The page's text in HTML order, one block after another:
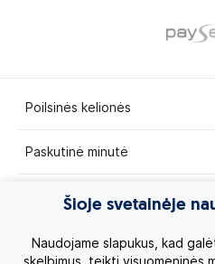
Poilsinės kelionės
Paskutinė minutė
Egzotinės kelionės
Kruizai
Šioje svetainėje
Naudojame slapukus, kad